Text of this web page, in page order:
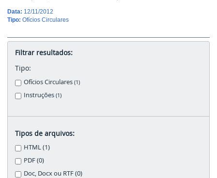
Data: 12/11/2012
Tipo: Ofícios Circulares
Filtrar resultados:
Tipo:
Ofícios Circulares (1)
Instruções (1)
Tipos de arquivos:
HTML (1)
PDF (0)
Doc, Docx ou RTF (0)